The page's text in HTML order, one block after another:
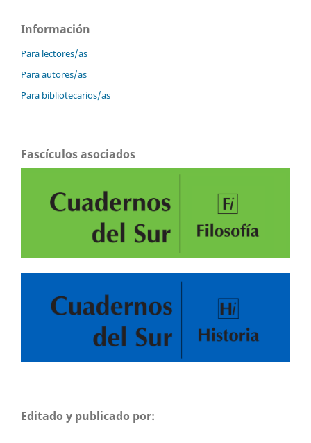
Información
Para lectores/as
Para autores/as
Para bibliotecarios/as
Fascículos asociados
Editado y publicado por: